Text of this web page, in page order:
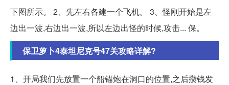
下图所示。 2、先左右各建一个飞机。 3、怪刚开始是左
边出一波,右边出一波,所以左边出怪的时候,攻击... 保。
保卫萝卜4泰坦尼克号47关攻略详解?
1、开局我们先放置一个船锚炮在洞口的位置,之后攒钱发